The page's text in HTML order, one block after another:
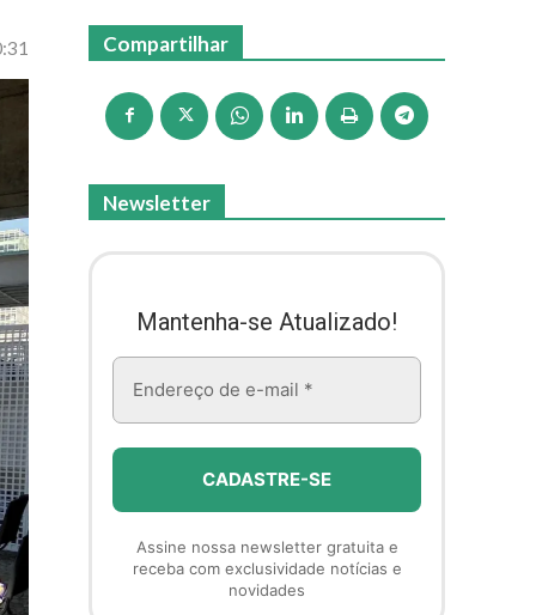
Compartilhar
Newsletter
Mantenha-se Atualizado!
Assine nossa newsletter gratuita e
receba com exclusividade notícias e
novidades